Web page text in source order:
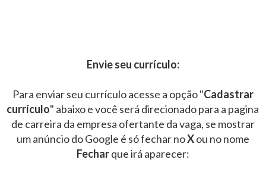
Envie seu currículo:
Para enviar seu currículo acesse a opção "Cadastrar
currículo" abaixo e você será direcionado para a pagina
de carreira da empresa ofertante da vaga, se mostrar
um anúncio do Google é só fechar noXou no nome
Fecharque irá aparecer: